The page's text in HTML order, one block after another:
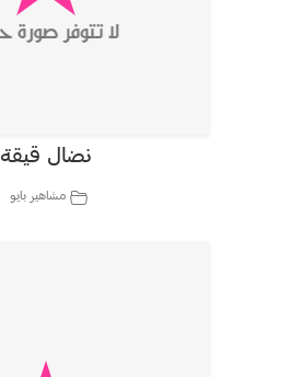
نضال قيقة
مشاهير بايو